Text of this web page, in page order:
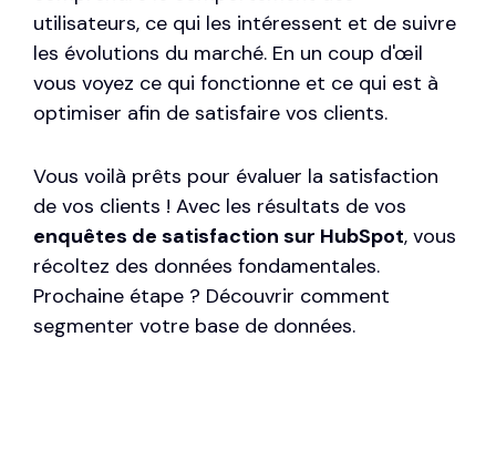
utilisateurs, ce qui les intéressent et de suivre
les évolutions du marché. En un coup d'œil
vous voyez ce qui fonctionne et ce qui est à
optimiser afin de satisfaire vos clients.
Vous voilà prêts pour évaluer la satisfaction
de vos clients ! Avec les résultats de vos
enquêtes de satisfaction sur HubSpot, vous
récoltez des données fondamentales.
Prochaine étape ? Découvrir comment
segmenter votre base de données.